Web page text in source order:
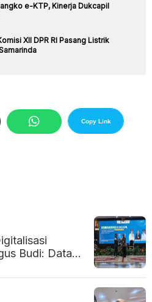
e-KTP, Kinerja Dukcapil
XII DPR RI Pasang Listrik
Copy Link
Budi: Data